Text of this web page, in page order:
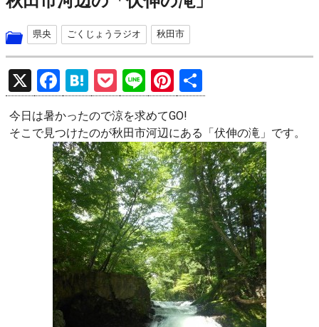
県央 ごくじょうラジオ 秋田市
X
F
a
ce
b
o
o
k
H
at
e
n
a
P
o
ck
et
Li
n
e
Pi
nt
er
es
t
有
今日は暑かったので涼を求めてGO!
そこで見つけたのが秋田市河辺にある「伏伸の滝」です。